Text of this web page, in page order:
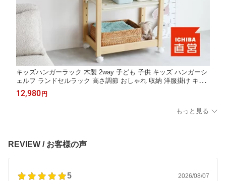
キッズハンガーラック 木製 2way 子ども 子供 キッズ ハンガーシ
ェルフ ランドセルラック 高さ調節 おしゃれ 収納 洋服掛け キャ
スター付き コンパクト 子供用収納 天然木 ギフト 祝い プレゼン
ト Kids Hanger Rack -remy- ILH-3892
12,980 円
もっと見る
REVIEW / お客様の声
5 2026/08/07